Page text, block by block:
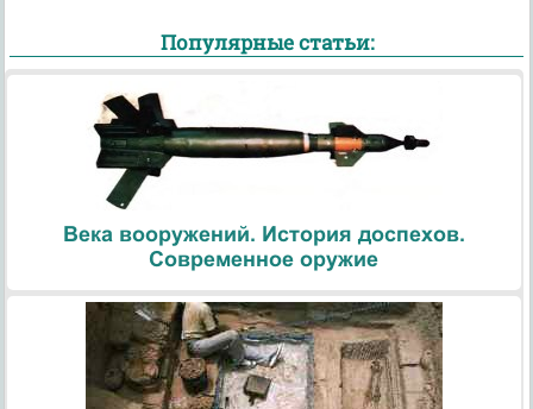
Популярные статьи:
Века вооружений. История доспехов.
Современное оружие